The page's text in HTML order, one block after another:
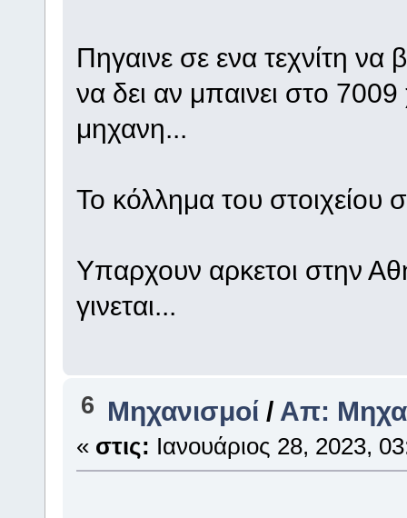
Πηγαινε σε ενα τεχνίτη να
να δει αν μπαινει στο
μηχανη...
Το κόλλημα του στοιχείου
Υπαρχουν αρκετοι στην
γινεται...
6 Μηχανισμοί / Απ:
« στις: Ιανουάριος 28, 2023,